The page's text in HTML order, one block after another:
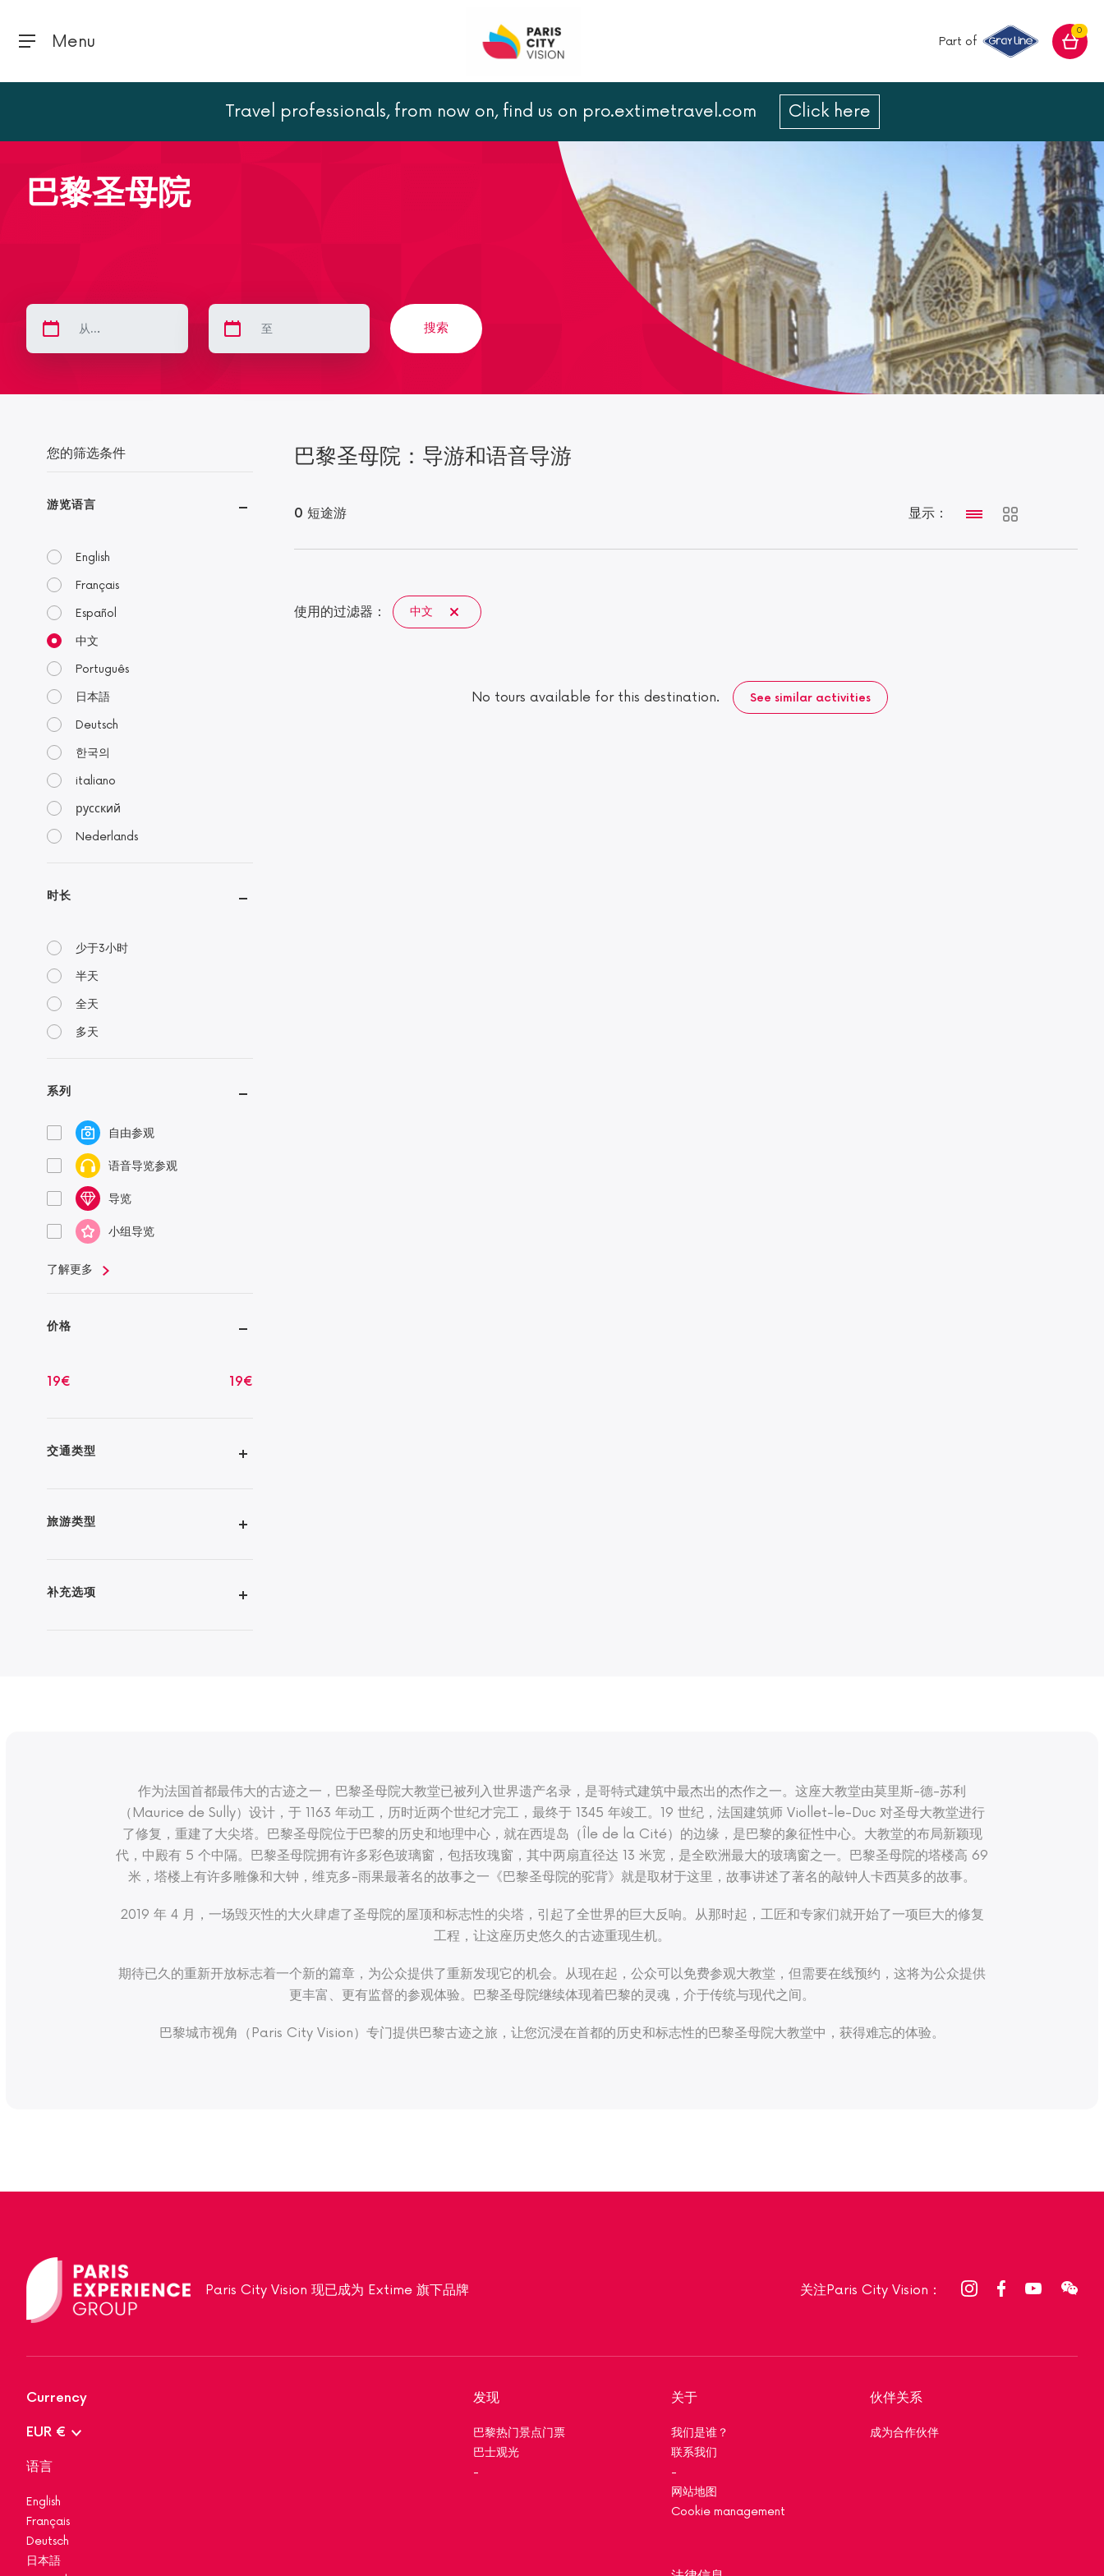
Menu Part of
0
Travel professionals, from now on, find us on pro.extimetravel.com Click here
巴黎圣母院
巴黎圣母院
搜索
巴黎圣母院：导游和语音导游
0 短途游 显示：
使用的过滤器： 中文
No tours available for this destination. See similar activities
您的筛选条件
游览语言
English
Français
Español
中文
Português
日本語
Deutsch
한국의
italiano
русский
Nederlands
时长
少于3小时
半天
全天
多天
系列
自由参观
语音导览参观
导览
小组导览
了解更多
价格
19€ 19€
交通类型
旅游类型
补充选项
作为法国首都最伟大的古迹之一，巴黎圣母院大教堂已被列入世界遗产名录，是哥特式建筑中最杰出的杰作之一。这座大教堂由莫里斯-德-苏利
（Maurice de Sully）设计，于 1163 年动工，历时近两个世纪才完工，最终于 1345 年竣工。19 世纪，法国建筑师 Viollet-le-Duc 对圣母大教堂进行
了修复，重建了大尖塔。巴黎圣母院位于巴黎的历史和地理中心，就在西堤岛（Île de la Cité）的边缘，是巴黎的象征性中心。大教堂的布局新颖现
代，中殿有 5 个中隔。巴黎圣母院拥有许多彩色玻璃窗，包括玫瑰窗，其中两扇直径达 13 米宽，是全欧洲最大的玻璃窗之一。巴黎圣母院的塔楼高 69
米，塔楼上有许多雕像和大钟，维克多-雨果最著名的故事之一《巴黎圣母院的驼背》就是取材于这里，故事讲述了著名的敲钟人卡西莫多的故事。
2019 年 4 月，一场毁灭性的大火肆虐了圣母院的屋顶和标志性的尖塔，引起了全世界的巨大反响。从那时起，工匠和专家们就开始了一项巨大的修复
工程，让这座历史悠久的古迹重现生机。
期待已久的重新开放标志着一个新的篇章，为公众提供了重新发现它的机会。从现在起，公众可以免费参观大教堂，但需要在线预约，这将为公众提供
更丰富、更有监督的参观体验。巴黎圣母院继续体现着巴黎的灵魂，介于传统与现代之间。
巴黎城市视角（Paris City Vision）专门提供巴黎古迹之旅，让您沉浸在首都的历史和标志性的巴黎圣母院大教堂中，获得难忘的体验。
Paris City Vision 现已成为 Extime 旗下品牌 关注Paris City Vision：
发现
巴黎热门景点门票
巴士观光
-
关于
我们是谁？
联系我们
-
网站地图
Cookie management
伙伴关系
成为合作伙伴
Currency
EUR €
语言
English
Français
Deutsch
日本語